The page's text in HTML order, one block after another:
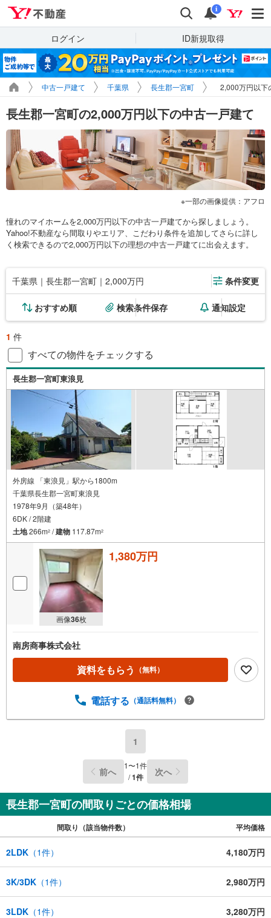
検索 通知
i
ログイン ID新規取得
中古一戸建て 千葉県 長生郡一宮町 2,000万円以下
長生郡一宮町の2,000万円以下の中古一戸建て
一部の画像提供：アフロ
憧れのマイホームを2,000万円以下の中古一戸建てから探しましょう。
Yahoo!不動産なら間取りやエリア、こだわり条件を追加してさらに詳し
く検索できるので2,000万円以下の理想の中古一戸建てに出会えます。
千葉県｜長生郡一宮町｜2,000万円 条件変更
おすすめ順 検索条件保存 通知設定
1 件
すべての物件をチェックする
長生郡一宮町東浪見
外房線 「東浪見」駅から1800m
千葉県長生郡一宮町東浪見
1978年9月（築48年）
6DK / 2階建
土地266m2 /建物 117.87m2
画像36枚
1,380万円
南房商事株式会社
資料をもらう （無料）
電話する （通話料無料）
1
前へ 1〜1件
/1件 次へ
長生郡一宮町の間取りごとの価格相場
間取り（該当物件数） 平均価格
2LDK （1件） 4,180万円
3K/3DK （1件） 2,980万円
3LDK （1件） 3,280万円